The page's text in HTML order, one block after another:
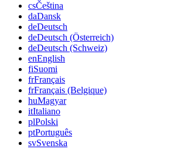
csČeština
daDansk
deDeutsch
deDeutsch (Österreich)
deDeutsch (Schweiz)
enEnglish
fiSuomi
frFrançais
frFrançais (Belgique)
huMagyar
itItaliano
plPolski
ptPortuguês
svSvenska